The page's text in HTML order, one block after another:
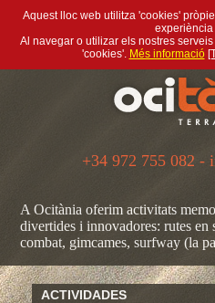
Aquest lloc web utilitza 'cookies'
experiència
Al navegar o utilizar els nostres
'cookies'. Més informació
+34 972 755 082 -
A Ocitània oferim activitats
divertides i innovadores: rutes en
combat, gimcames, surfway (la
ACTIVIDADES